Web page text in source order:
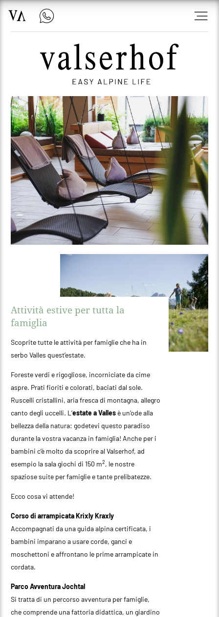
Attività estive per tutta la
famiglia
Scoprite tutte le attività per famiglie che ha in
serbo Valles quest’estate.
Foreste verdi e rigogliose, incorniciate da cime
aspre. Prati fioriti e colorati, baciati dal sole.
Ruscelli cristallini, aria fresca di montagna, allegro
canto degli uccelli. L’estate a Valles è un’ode alla
bellezza della natura: godetevi questo paradiso
durante la vostra vacanza in famiglia! Anche per i
bambini c’è molto da scoprire al Valserhof, ad
esempio la sala giochi di 150 m2, le nostre
spaziose suite per famiglie e tante prelibatezze.
Ecco cosa vi attende!
Corso di arrampicata Krixly Kraxly
Accompagnati da una guida alpina certificata, i
bambini imparano a usare corde, ganci e
moschettoni e affrontano le prime arrampicate in
cordata.
Parco Avventura Jochtal
Si tratta di un percorso avventura per famiglie,
che comprende una fattoria didattica, un giardino